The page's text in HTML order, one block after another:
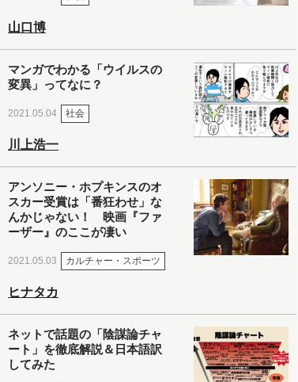
山口博
マンガでわかる「ウイルスの
変異」ってなに？
2021.05.04 社会
川上浩一
アンソニー・ホプキンスのオ
スカー受賞は「番狂わせ」な
んかじゃない！ 映画『ファ
ーザー』のここが凄い
2021.05.03 カルチャー・スポーツ
ヒナタカ
ネットで話題の「陰謀論チャ
ート」を徹底解説＆日本語訳
してみた